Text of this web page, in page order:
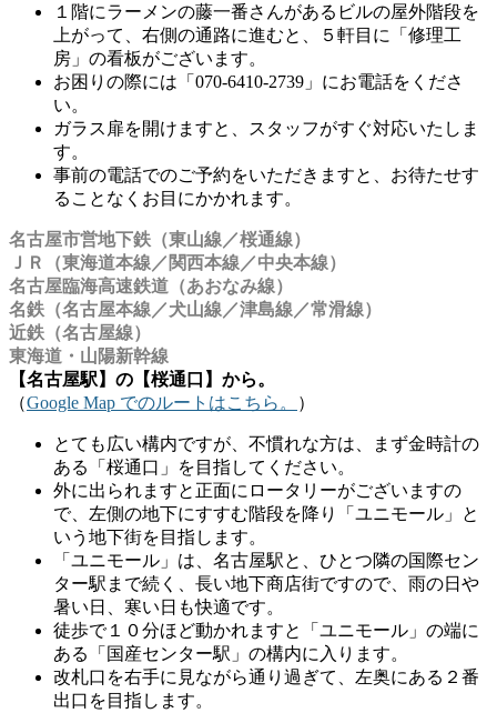
１階にラーメンの藤一番さんがあるビルの屋外階段を
上がって、右側の通路に進むと、５軒目に「修理工
房」の看板がございます。
お困りの際には「070-6410-2739」にお電話をくださ
い。
ガラス扉を開けますと、スタッフがすぐ対応いたしま
す。
事前の電話でのご予約をいただきますと、お待たせす
ることなくお目にかかれます。
名古屋市営地下鉄（東山線／桜通線）
ＪＲ（東海道本線／関西本線／中央本線）
名古屋臨海高速鉄道（あおなみ線）
名鉄（名古屋本線／犬山線／津島線／常滑線）
近鉄（名古屋線）
東海道・山陽新幹線
【名古屋駅】の【桜通口】から。
（Google Map でのルートはこちら。 ）
とても広い構内ですが、不慣れな方は、まず金時計の
ある「桜通口」を目指してください。
外に出られますと正面にロータリーがございますの
で、左側の地下にすすむ階段を降り「ユニモール」と
いう地下街を目指します。
「ユニモール」は、名古屋駅と、ひとつ隣の国際セン
ター駅まで続く、長い地下商店街ですので、雨の日や
暑い日、寒い日も快適です。
徒歩で１０分ほど動かれますと「ユニモール」の端に
ある「国産センター駅」の構内に入ります。
改札口を右手に見ながら通り過ぎて、左奥にある２番
出口を目指します。